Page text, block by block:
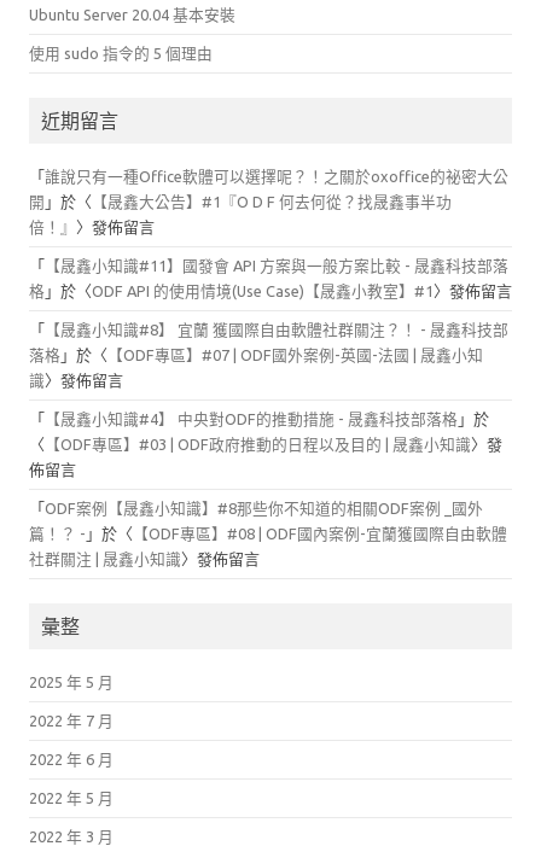
Ubuntu Server 20.04 基本安裝
使用 sudo 指令的 5 個理由
近期留言
「誰說只有一種Office軟體可以選擇呢？！之關於oxoffice的祕密大公
開 」於〈 【晟鑫大公告】#1『O D F 何去何從？找晟鑫事半功
倍！』 〉發佈留言
「 【晟鑫小知識#11】國發會 API 方案與一般方案比較 - 晟鑫科技部落
格 」於〈ODF API 的使用情境(Use Case)【晟鑫小教室】#1 〉發佈留言
「 【晟鑫小知識#8】 宜蘭 獲國際自由軟體社群關注？！ - 晟鑫科技部
落格 」於〈 【ODF專區】#07 | ODF國外案例-英國-法國 | 晟鑫小知
識〉發佈留言
「 【晟鑫小知識#4】 中央對ODF的推動措施 - 晟鑫科技部落格 」於
〈 【ODF專區】#03 | ODF政府推動的日程以及目的 | 晟鑫小知識〉發
佈留言
「ODF案例【晟鑫小知識】#8那些你不知道的相關ODF案例 _國外
篇！？ - 」於〈 【ODF專區】#08 | ODF國內案例-宜蘭獲國際自由軟體
社群關注 | 晟鑫小知識〉發佈留言
彙整
2025 年 5 月
2022 年 7 月
2022 年 6 月
2022 年 5 月
2022 年 3 月